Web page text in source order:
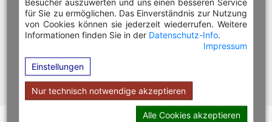
für Sie zu ermöglichen. Das Einverständnis zur Nutzung
von Cookies können sie jederzeit wiederrufen. Weitere
Informationen finden Sie in der Datenschutz-Info.
Impressum
Einstellungen
Nur technisch notwendige akzeptieren
Alle Cookies akzeptieren
Hilfe Multicolorstempel
Hilfe Rundstempel
Hilfe Stempelkissen wechseln
Hilfe Stempelplatte wechseln